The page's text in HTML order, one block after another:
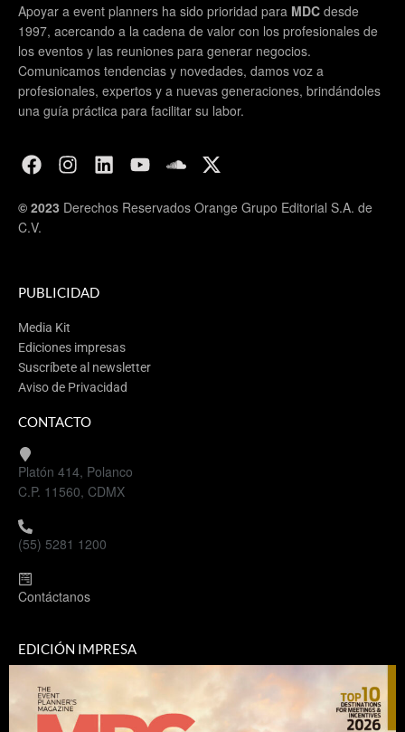
Apoyar a event planners ha sido prioridad para MDC desde
1997, acercando a la cadena de valor con los profesionales de
los eventos y las reuniones para generar negocios.
Comunicamos tendencias y novedades, damos voz a
profesionales, expertos y a nuevas generaciones, brindándoles
una guía práctica para facilitar su labor.
© 2023 Derechos Reservados Orange Grupo Editorial S.A. de
C.V.
PUBLICIDAD
Media Kit
Ediciones impresas
Suscríbete al newsletter
Aviso de Privacidad
CONTACTO
Platón 414, Polanco
C.P. 11560, CDMX
(55) 5281 1200
Contáctanos
EDICIÓN IMPRESA